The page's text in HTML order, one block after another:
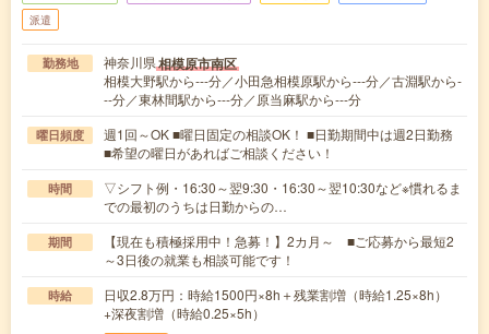
派遣
勤務地 神奈川県相模原市南区
相模大野駅から---分／小田急相模原駅から---分／古淵駅から-
--分／東林間駅から---分／原当麻駅から---分
曜日頻度
週1回～OK ■曜日固定の相談OK！ ■日勤期間中は週2日勤務
■希望の曜日があればご相談ください！
時間
▽シフト例・16:30～翌9:30・16:30～翌10:30など※慣れるま
での最初のうちは日勤からの…
期間
【現在も積極採用中！急募！】2カ月～ ■ご応募から最短2
～3日後の就業も相談可能です！
時給
日収2.8万円：時給1500円×8h＋残業割増（時給1.25×8h）
+深夜割増（時給0.25×5h）